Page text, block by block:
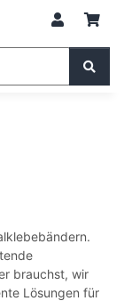
brauchst, wir
Lösungen für